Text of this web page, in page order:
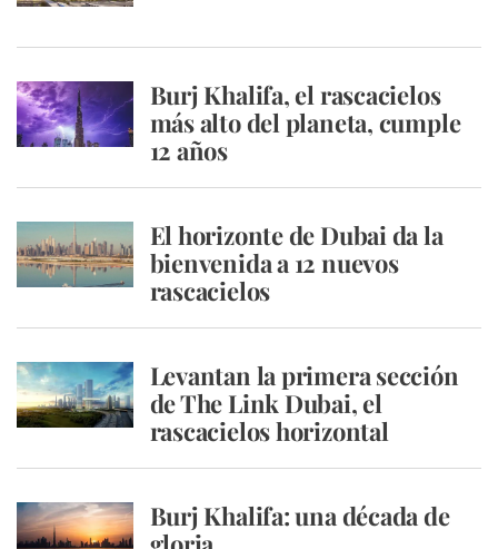
Burj Khalifa, el rascacielos
más alto del planeta, cumple
12 años
El horizonte de Dubai da la
bienvenida a 12 nuevos
rascacielos
Levantan la primera sección
de The Link Dubai, el
rascacielos horizontal
Burj Khalifa: una década de